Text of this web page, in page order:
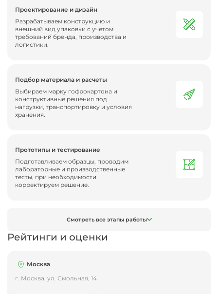
Проектирование и дизайн
Разрабатываем конструкцию и
внешний вид упаковки с учетом
требований бренда, производства и
логистики.
Подбор материала и расчеты
Выбираем марку гофрокартона и
конструктивные решения под
нагрузки, транспортировку и условия
хранения.
Прототипы и тестирование
Подготавливаем образцы, проводим
лабораторные и производственные
тесты, при необходимости
корректируем решение.
Смотреть все этапы работы
Рейтинги и оценки
Москва
г. Москва, ул. Смольная, 14